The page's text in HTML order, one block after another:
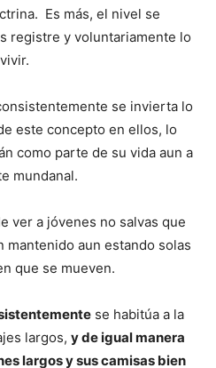
Es más, el nivel se
registre y voluntariamente lo
se invierta lo
este concepto en ellos, lo
como parte de su vida aun a
mundanal.
ver a jóvenes no salvas que
mantenido aun estando solas
que se mueven.
se habitúa a la
largos, y de igual manera
largos y sus camisas bien